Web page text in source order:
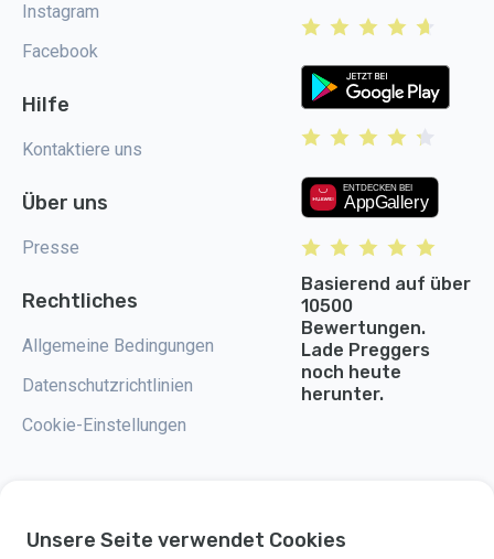
Instagram
Facebook
Hilfe
Kontaktiere uns
Über uns
Presse
Rechtliches
Allgemeine Bedingungen
Datenschutzrichtlinien
Cookie-Einstellungen
Basierend auf über
10500
Bewertungen.
Lade Preggers
noch heute
herunter.
Preggers ist eine App, die 2017 von der schwedischen Firma Stroller AB
Unsere Seite verwendet Cookies